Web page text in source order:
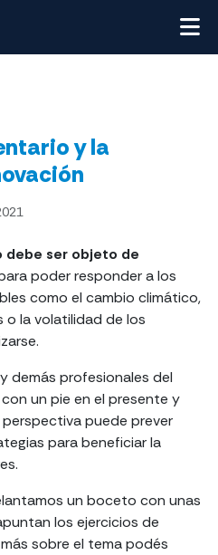
y la
ser objeto de
poder responder a los
como el cambio climático,
la volatilidad de los
demás profesionales del
un pie en el presente y
puede prever
para beneficiar la
un boceto con unas
los ejercicios de
sobre el tema podés